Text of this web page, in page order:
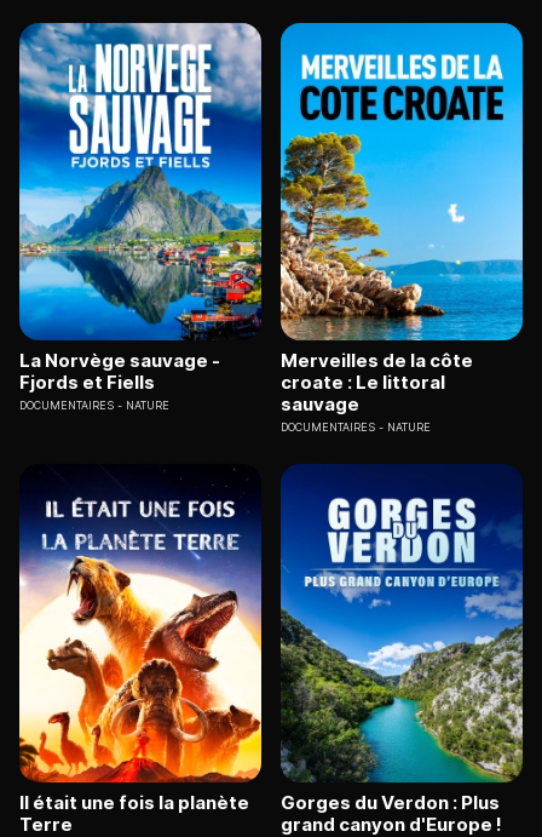
La Norvège sauvage -
Fjords et Fiells
DOCUMENTAIRES NATURE
Merveilles de la côte
croate : Le littoral
sauvage
DOCUMENTAIRES NATURE
Il était une fois la planète
Terre
Gorges du Verdon : Plus
grand canyon d'Europe !